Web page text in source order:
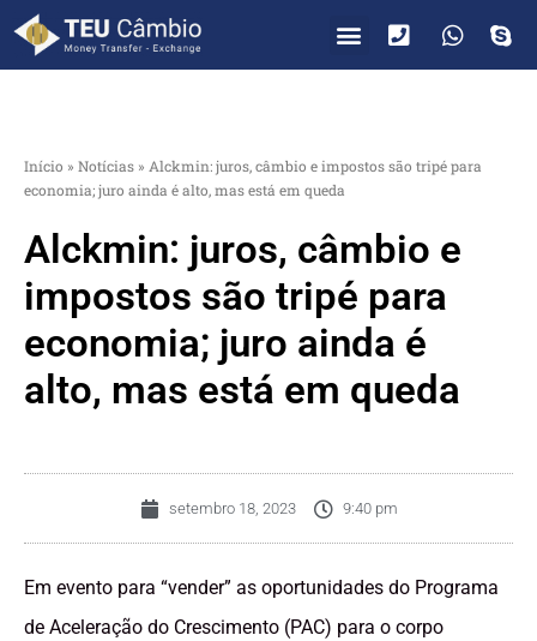
Início » Notícias » Alckmin: juros, câmbio e impostos são tripé para
economia; juro ainda é alto, mas está em queda
Alckmin: juros, câmbio e
impostos são tripé para
economia; juro ainda é
alto, mas está em queda
setembro 18, 2023 9:40 pm
Em evento para “vender” as oportunidades do Programa
de Aceleração do Crescimento (PAC) para o corpo